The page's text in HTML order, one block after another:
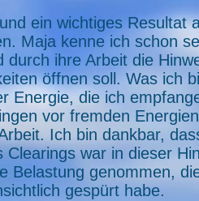
ein wichtiges Resultat
Maja kenne ich schon
durch ihre Arbeit die
öffnen soll. Was ich
Energie, die ich
vor fremden
Ich bin dankbar,
war in dieser
Belastung genommen,
gespürt habe.